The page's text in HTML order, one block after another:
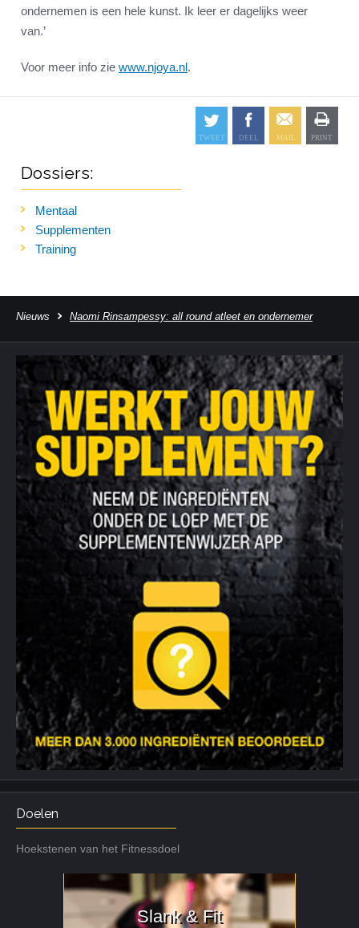
ondernemen is een hele kunst. Ik leer er dagelijks weer
van.’
Voor meer info zie www.njoya.nl.
Dossiers:
Mentaal
Supplementen
Training
Nieuws Naomi Rinsampessy: all round atleet en ondernemer
Doelen
Hoekstenen van het Fitnessdoel
Slank & Fit